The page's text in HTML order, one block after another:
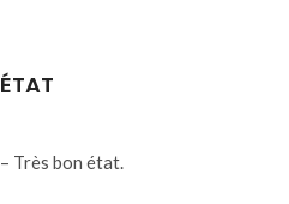
ÉTAT
– Très bon état.